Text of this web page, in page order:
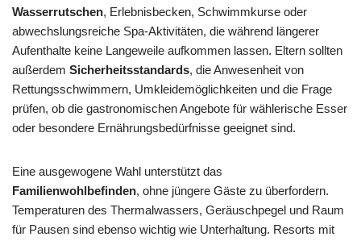
Wasserrutschen, Erlebnisbecken, Schwimmkurse oder
abwechslungsreiche Spa-Aktivitäten, die während längerer
Aufenthalte keine Langeweile aufkommen lassen. Eltern sollten
außerdem Sicherheitsstandards, die Anwesenheit von
Rettungsschwimmern, Umkleidemöglichkeiten und die Frage
prüfen, ob die gastronomischen Angebote für wählerische Esser
oder besondere Ernährungsbedürfnisse geeignet sind.
Eine ausgewogene Wahl unterstützt das
Familienwohlbefinden, ohne jüngere Gäste zu überfordern.
Temperaturen des Thermalwassers, Geräuschpegel und Raum
für Pausen sind ebenso wichtig wie Unterhaltung. Resorts mit